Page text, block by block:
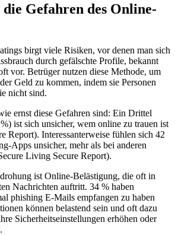
Gefahren des Online-
birgt viele Risiken, vor denen man sich
durch gefälschte Profile, bekannt
vor. Betrüger nutzen diese Methode, um
Geld zu kommen, indem sie Personen
nicht sind.
ernst diese Gefahren sind: Ein Drittel
ist sich unsicher, wem online zu trauen ist
Report). Interessanterweise fühlen sich 42
Apps unsicher, mehr als bei anderen
Living Secure Report).
ist Online-Belästigung, die oft in
Nachrichten auftritt. 34 % haben
phishing E-Mails empfangen zu haben
können belastend sein und oft dazu
Sicherheitseinstellungen erhöhen oder